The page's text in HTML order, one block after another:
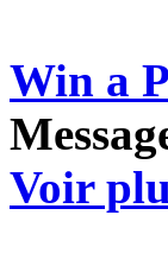
Win a
Voir